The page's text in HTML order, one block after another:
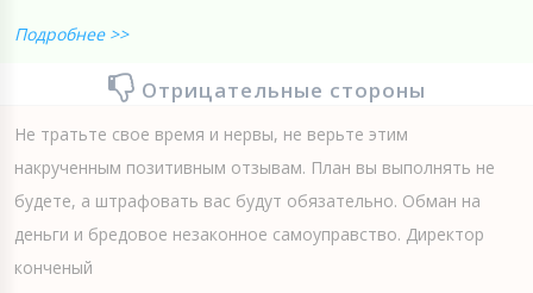
Подробнее >>
Отрицательные стороны
Не тратьте свое время и нервы, не верьте этим
накрученным позитивным отзывам. План вы выполнять не
будете, а штрафовать вас будут обязательно. Обман на
деньги и бредовое незаконное самоуправство. Директор
конченый